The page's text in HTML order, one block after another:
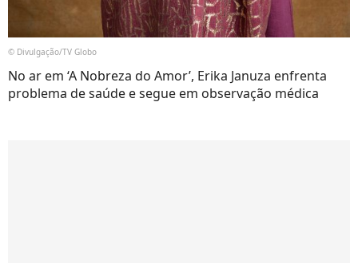
© Divulgação/TV Globo
No ar em ‘A Nobreza do Amor’, Erika Januza enfrenta
problema de saúde e segue em observação médica